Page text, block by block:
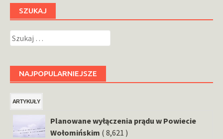
SZUKAJ
Szukaj:
NAJPOPULARNIEJSZE
ARTYKUŁY
Planowane wyłączenia prądu w Powiecie
Wołomińskim ( 8,621 )